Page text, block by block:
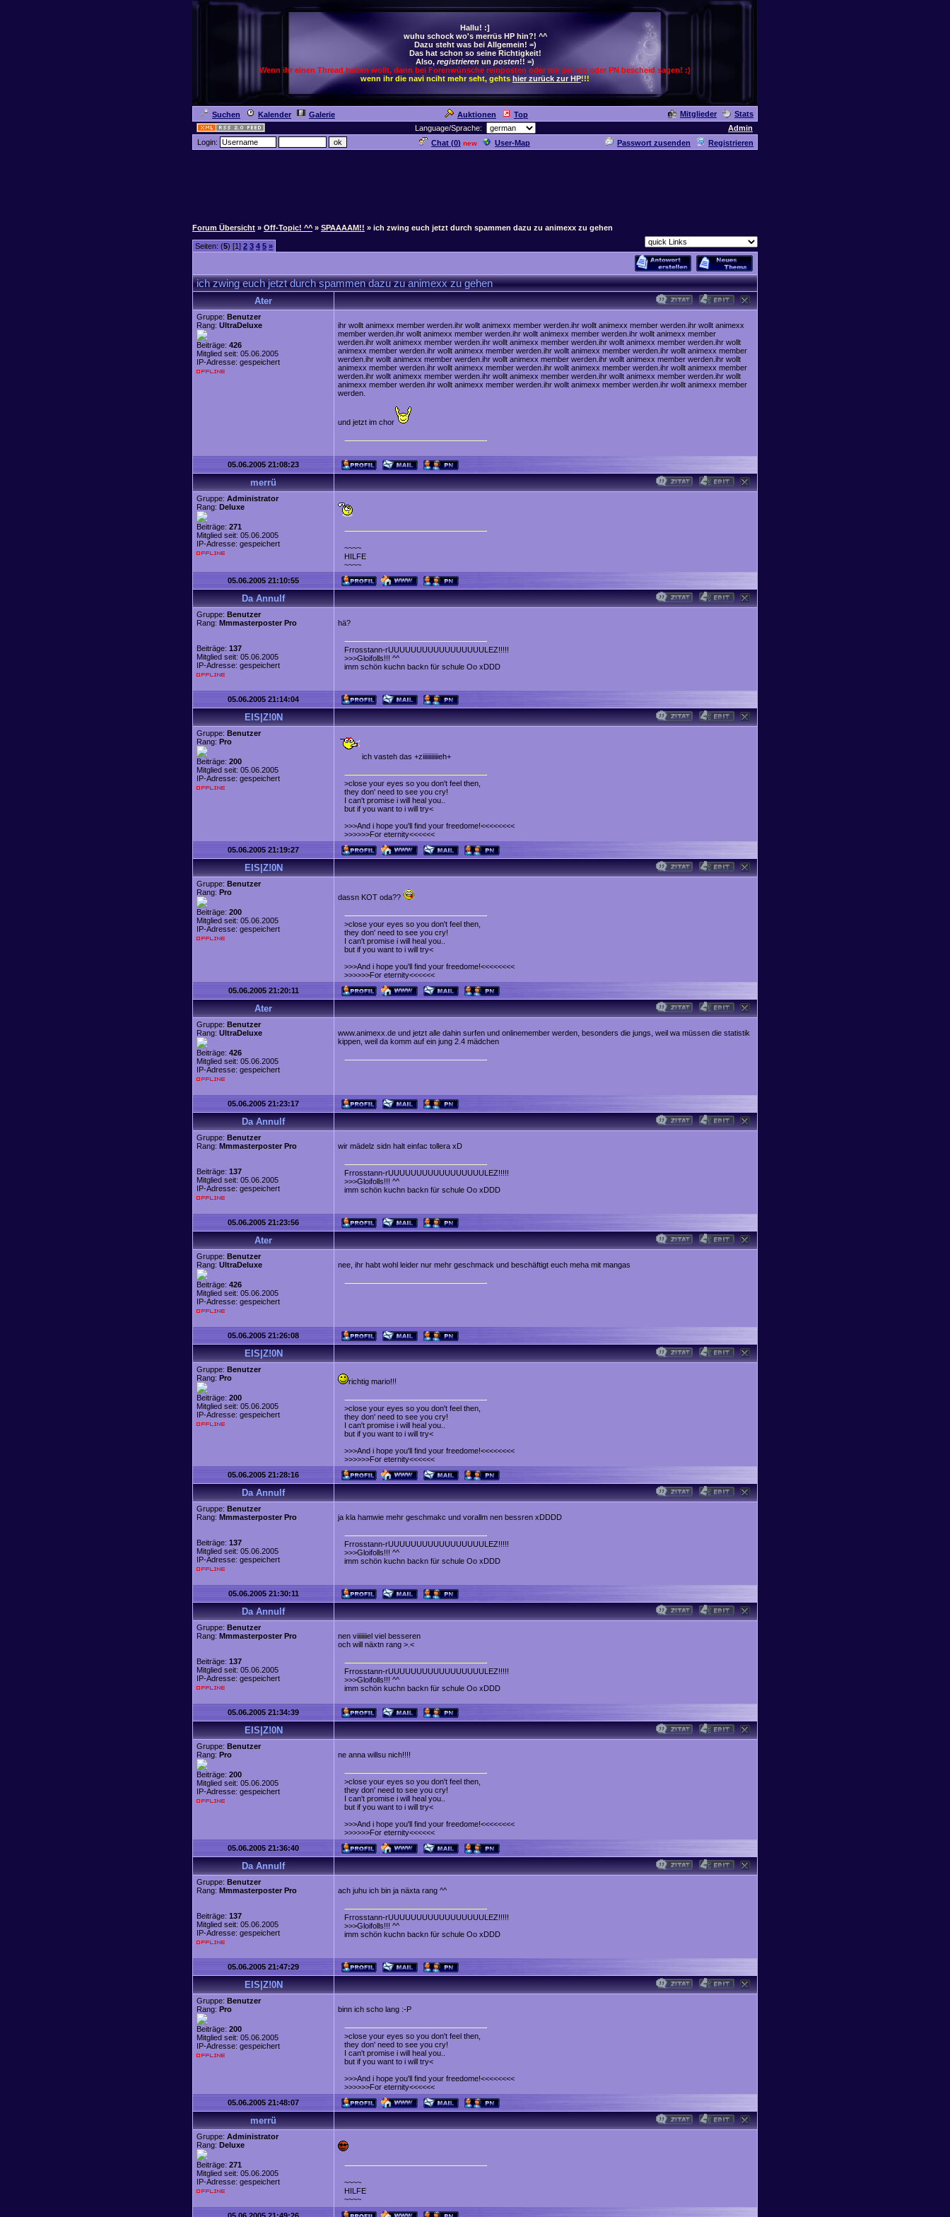
Hallu! :]
wuhu schock wo's merrüs HP hin?! ^^
Dazu steht was bei Allgemein! =)
Das hat schon so seine Richtigkeit!
Also, registrieren un posten!! =)
Wenn ihr einen Thread haben wollt, dann bei Forenwünsche reinposten oder mir per icq oder PN bescheid sagen! :)
wenn ihr die navi nciht mehr seht, gehts hier zurück zur HP!!!
Suchen Kalender Galerie Auktionen Top Mitglieder
Stats
Language/Sprache:
Admin
Login:
Chat (0) new User-Map Passwort zusenden Registrieren
Forum Übersicht » Off-Topic! ^^ » SPAAAAM!! » ich zwing euch jetzt durch spammen dazu zu animexx zu gehen
Seiten: (5) [1] 2 3 4 5 »
ich zwing euch jetzt durch spammen dazu zu animexx zu gehen
Ater
Gruppe: Benutzer
Rang: UltraDeluxe
Beiträge: 426
Mitglied seit: 05.06.2005
IP-Adresse: gespeichert
ihr wollt animexx member werden.ihr wollt animexx member werden.ihr wollt animexx member werden.ihr wollt animexx
member werden.ihr wollt animexx member werden.ihr wollt animexx member werden.ihr wollt animexx member
werden.ihr wollt animexx member werden.ihr wollt animexx member werden.ihr wollt animexx member werden.ihr wollt
animexx member werden.ihr wollt animexx member werden.ihr wollt animexx member werden.ihr wollt animexx member
werden.ihr wollt animexx member werden.ihr wollt animexx member werden.ihr wollt animexx member werden.ihr wollt
animexx member werden.ihr wollt animexx member werden.ihr wollt animexx member werden.ihr wollt animexx member
werden.ihr wollt animexx member werden.ihr wollt animexx member werden.ihr wollt animexx member werden.ihr wollt
animexx member werden.ihr wollt animexx member werden.ihr wollt animexx member werden.ihr wollt animexx member
werden.
und jetzt im chor
05.06.2005 21:08:23
merrü
Gruppe: Administrator
Rang: Deluxe
Beiträge: 271
Mitglied seit: 05.06.2005
IP-Adresse: gespeichert
~~~~
HILFE
~~~~
05.06.2005 21:10:55
Da Annulf
Gruppe: Benutzer
Rang: Mmmasterposter Pro
Beiträge: 137
Mitglied seit: 05.06.2005
IP-Adresse: gespeichert
hä?
Frrosstann-rUUUUUUUUUUUUUUUUULEZ!!!!!
>>>Gloifolls!!! ^^
imm schön kuchn backn für schule Oo xDDD
05.06.2005 21:14:04
EIS|Z!0N
Gruppe: Benutzer
Rang: Pro
Beiträge: 200
Mitglied seit: 05.06.2005
IP-Adresse: gespeichert
ich vasteh das +ziiiiiiiiiiieh+
>close your eyes so you don't feel then,
they don' need to see you cry!
I can't promise i will heal you..
but if you want to i will try<
>>>And i hope you'll find your freedome!<<<<<<<<
>>>>>>For eternity<<<<<<
05.06.2005 21:19:27
EIS|Z!0N
Gruppe: Benutzer
Rang: Pro
Beiträge: 200
Mitglied seit: 05.06.2005
IP-Adresse: gespeichert
dassn KOT oda??
>close your eyes so you don't feel then,
they don' need to see you cry!
I can't promise i will heal you..
but if you want to i will try<
>>>And i hope you'll find your freedome!<<<<<<<<
>>>>>>For eternity<<<<<<
05.06.2005 21:20:11
Ater
Gruppe: Benutzer
Rang: UltraDeluxe
Beiträge: 426
Mitglied seit: 05.06.2005
IP-Adresse: gespeichert
www.animexx.de und jetzt alle dahin surfen und onlinemember werden, besonders die jungs, weil wa müssen die statistik
kippen, weil da komm auf ein jung 2.4 mädchen
05.06.2005 21:23:17
Da Annulf
Gruppe: Benutzer
Rang: Mmmasterposter Pro
Beiträge: 137
Mitglied seit: 05.06.2005
IP-Adresse: gespeichert
wir mädelz sidn halt einfac tollera xD
Frrosstann-rUUUUUUUUUUUUUUUUULEZ!!!!!
>>>Gloifolls!!! ^^
imm schön kuchn backn für schule Oo xDDD
05.06.2005 21:23:56
Ater
Gruppe: Benutzer
Rang: UltraDeluxe
Beiträge: 426
Mitglied seit: 05.06.2005
IP-Adresse: gespeichert
nee, ihr habt wohl leider nur mehr geschmack und beschäftigt euch meha mit mangas
05.06.2005 21:26:08
EIS|Z!0N
Gruppe: Benutzer
Rang: Pro
Beiträge: 200
Mitglied seit: 05.06.2005
IP-Adresse: gespeichert
richtig mario!!!
>close your eyes so you don't feel then,
they don' need to see you cry!
I can't promise i will heal you..
but if you want to i will try<
>>>And i hope you'll find your freedome!<<<<<<<<
>>>>>>For eternity<<<<<<
05.06.2005 21:28:16
Da Annulf
Gruppe: Benutzer
Rang: Mmmasterposter Pro
Beiträge: 137
Mitglied seit: 05.06.2005
IP-Adresse: gespeichert
ja kla hamwie mehr geschmakc und vorallm nen bessren xDDDD
Frrosstann-rUUUUUUUUUUUUUUUUULEZ!!!!!
>>>Gloifolls!!! ^^
imm schön kuchn backn für schule Oo xDDD
05.06.2005 21:30:11
Da Annulf
Gruppe: Benutzer
Rang: Mmmasterposter Pro
Beiträge: 137
Mitglied seit: 05.06.2005
IP-Adresse: gespeichert
nen viiiiiiiel viel besseren
och will näxtn rang >.<
Frrosstann-rUUUUUUUUUUUUUUUUULEZ!!!!!
>>>Gloifolls!!! ^^
imm schön kuchn backn für schule Oo xDDD
05.06.2005 21:34:39
EIS|Z!0N
Gruppe: Benutzer
Rang: Pro
Beiträge: 200
Mitglied seit: 05.06.2005
IP-Adresse: gespeichert
ne anna willsu nich!!!!
>close your eyes so you don't feel then,
they don' need to see you cry!
I can't promise i will heal you..
but if you want to i will try<
>>>And i hope you'll find your freedome!<<<<<<<<
>>>>>>For eternity<<<<<<
05.06.2005 21:36:40
Da Annulf
Gruppe: Benutzer
Rang: Mmmasterposter Pro
Beiträge: 137
Mitglied seit: 05.06.2005
IP-Adresse: gespeichert
ach juhu ich bin ja näxta rang ^^
Frrosstann-rUUUUUUUUUUUUUUUUULEZ!!!!!
>>>Gloifolls!!! ^^
imm schön kuchn backn für schule Oo xDDD
05.06.2005 21:47:29
EIS|Z!0N
Gruppe: Benutzer
Rang: Pro
Beiträge: 200
Mitglied seit: 05.06.2005
IP-Adresse: gespeichert
binn ich scho lang :-P
>close your eyes so you don't feel then,
they don' need to see you cry!
I can't promise i will heal you..
but if you want to i will try<
>>>And i hope you'll find your freedome!<<<<<<<<
>>>>>>For eternity<<<<<<
05.06.2005 21:48:07
merrü
Gruppe: Administrator
Rang: Deluxe
Beiträge: 271
Mitglied seit: 05.06.2005
IP-Adresse: gespeichert
~~~~
HILFE
~~~~